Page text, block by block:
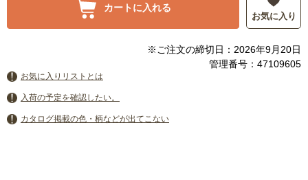
カートに入れる
お気に入り
※ご注文の締切日：2026年9月20日
管理番号：47109605
お気に入りリストとは
入荷の予定を確認したい。
カタログ掲載の色・柄などが出てこない